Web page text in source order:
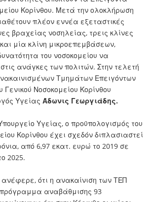
Κορίνθου. Μετά την ολοκλήρωση
πλέον εννέα εξεταστικές
βραχείας νοσηλείας, τρεις κλίνες
μία κλίνη μικροεπεμβάσεων,
του νοσοκομείου να
ανάγκες των πολιτών. Στην τελετή
Τμημάτων Επειγόντων
Γενικού Νοσοκομείου Κορίνθου
Υγείας Άδωνις Γεωργιάδης.
Υγείας, ο προϋπολογισμός του
Κορίνθου έχει σχεδόν διπλασιαστεί
από 6,97 εκατ. ευρώ το 2019 σε
2025.
ότι η ανακαίνιση των ΤΕΠ
αναβάθμισης 93